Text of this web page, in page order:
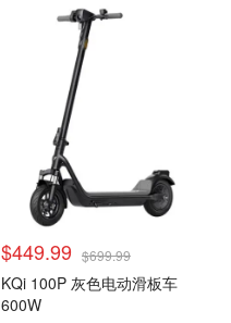
$449.99 $699.99
KQi 100P 灰色电动滑板车
600W